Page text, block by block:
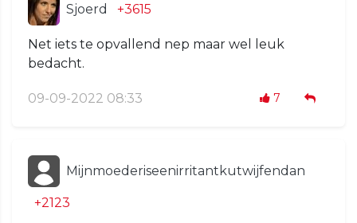
Sjoerd +3615
Net iets te opvallend nep maar wel leuk
bedacht.
09-09-2022 08:33 7
Mijnmoederiseenirritantkutwijfendan
+2123